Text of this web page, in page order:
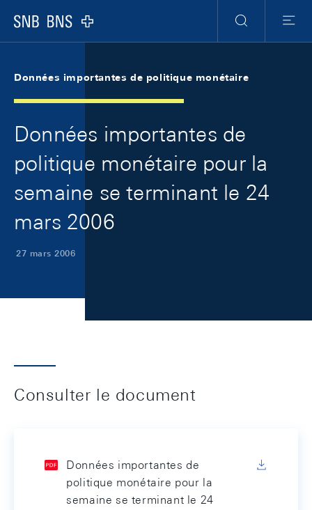
Logo
RechercheMenu
Données importantes de politique monétaire
Données importantes de
politique monétaire pour la
semaine se terminant le 24
mars 2006
27 mars 2006
Consulter le document
Données importantes de
politique monétaire pour la
semaine se terminant le 24